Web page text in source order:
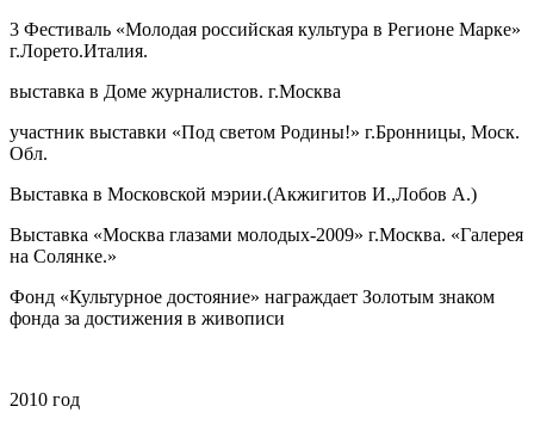
3 Фестиваль «Молодая российская культура в Регионе Марке»
г.Лорето.Италия.
выставка в Доме журналистов. г.Москва
участник выставки «Под светом Родины!» г.Бронницы, Моск.
Обл.
Выставка в Московской мэрии.(Акжигитов И.,Лобов А.)
Выставка «Москва глазами молодых-2009» г.Москва. «Галерея
на Солянке.»
Фонд «Культурное достояние» награждает Золотым знаком
фонда за достижения в живописи
2010 год